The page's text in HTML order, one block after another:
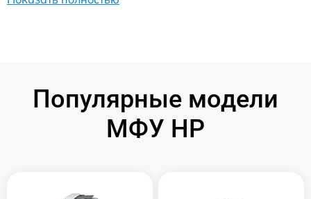
Популярные модели
МФУ HP